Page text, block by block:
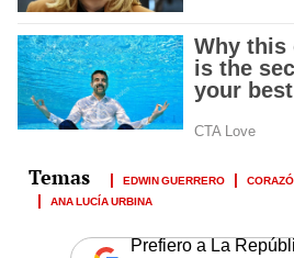
EDWIN GUERRERO
ANA LUCÍA URBINA
Prefiero a La